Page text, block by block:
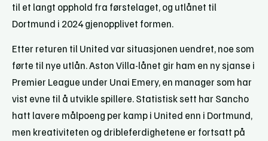
til et langt opphold fra førstelaget, og utlånet til
Dortmund i 2024 gjenopplivet formen.
Etter returen til United var situasjonen uendret, noe som
førte til nye utlån. Aston Villa-lånet gir ham en ny sjanse i
Premier League under Unai Emery, en manager som har
vist evne til å utvikle spillere. Statistisk sett har Sancho
hatt lavere målpoeng per kamp i United enn i Dortmund,
men kreativiteten og dribleferdighetene er fortsatt på